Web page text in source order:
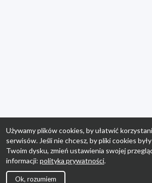
Używamy plików cookies, by ułatwić
serwisów. Jeśli nie chcesz, by pliki cookies
Twoim dysku, zmień ustawienia swojej
informacji: polityka prywatności.
Ok, rozumiem